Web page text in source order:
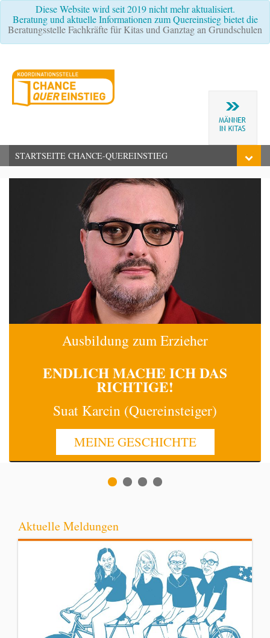
Diese Website wird seit 2019 nicht mehr aktualisiert.
Beratung und aktuelle Informationen zum Quereinstieg bietet die
Beratungsstelle Fachkräfte für Kitas und Ganztag an Grundschulen
STARTSEITE CHANCE-QUEREINSTIEG
Ausbildung zum Erzieher
ENDLICH MACHE ICHDAS
RICHTIGE!
Suat Karcin (Quereinsteiger)
MEINE GESCHICHTE
Aktuelle Meldungen